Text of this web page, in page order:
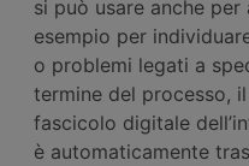
si può usare anche per
esempio per
o problemi legati a
termine del processo,
fascicolo digitale
è automaticamente